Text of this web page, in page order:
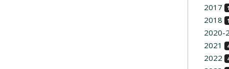
2017 1
2018 1
2020-
2021
2022